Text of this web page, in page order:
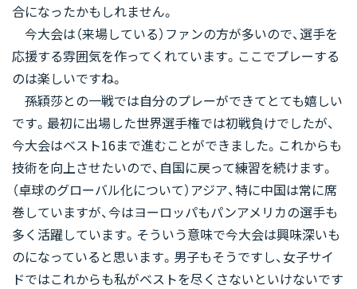
合になったかもしれません。
今大会は（来場している）ファンの方が多いので、選手を
応援する雰囲気を作ってくれています。ここでプレーする
のは楽しいですね。
孫穎莎との一戦では自分のプレーができてとても嬉しい
です。最初に出場した世界選手権では初戦負けでしたが、
今大会はベスト16まで進むことができました。これからも
技術を向上させたいので、自国に戻って練習を続けます。
（卓球のグローバル化について）アジア、特に中国は常に席
巻していますが、今はヨーロッパもパンアメリカの選手も
多く活躍しています。そういう意味で今大会は興味深いも
のになっていると思います。男子もそうですし、女子サイ
ドではこれからも私がベストを尽くさないといけないです